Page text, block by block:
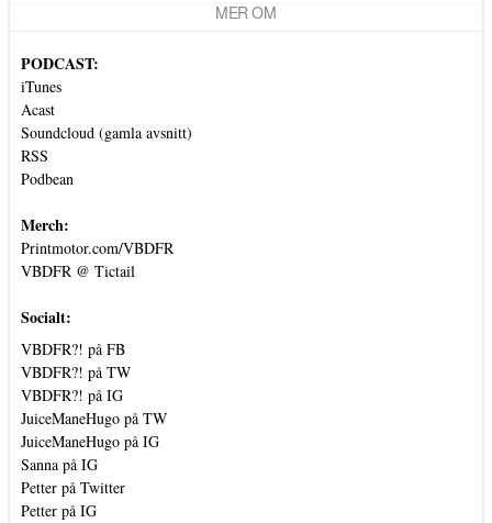
MER OM
PODCAST:
iTunes
Acast
Soundcloud (gamla avsnitt)
RSS
Podbean
Merch:
Printmotor.com/VBDFR
VBDFR @ Tictail
Socialt:
VBDFR?! på FB
VBDFR?! på TW
VBDFR?! på IG
JuiceManeHugo på TW
JuiceManeHugo på IG
Sanna på IG
Petter på Twitter
Petter på IG